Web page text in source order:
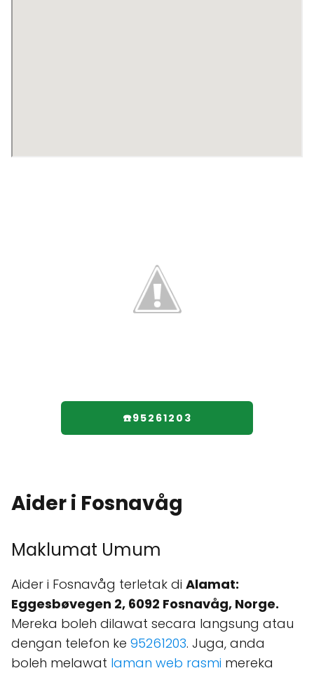
☎️95261203
Aider i Fosnavåg
Maklumat Umum
Aider i Fosnavåg terletak di Alamat:
Eggesbøvegen 2, 6092 Fosnavåg, Norge.
Mereka boleh dilawat secara langsung atau
dengan telefon ke 95261203. Juga, anda
boleh melawat laman web rasmi mereka